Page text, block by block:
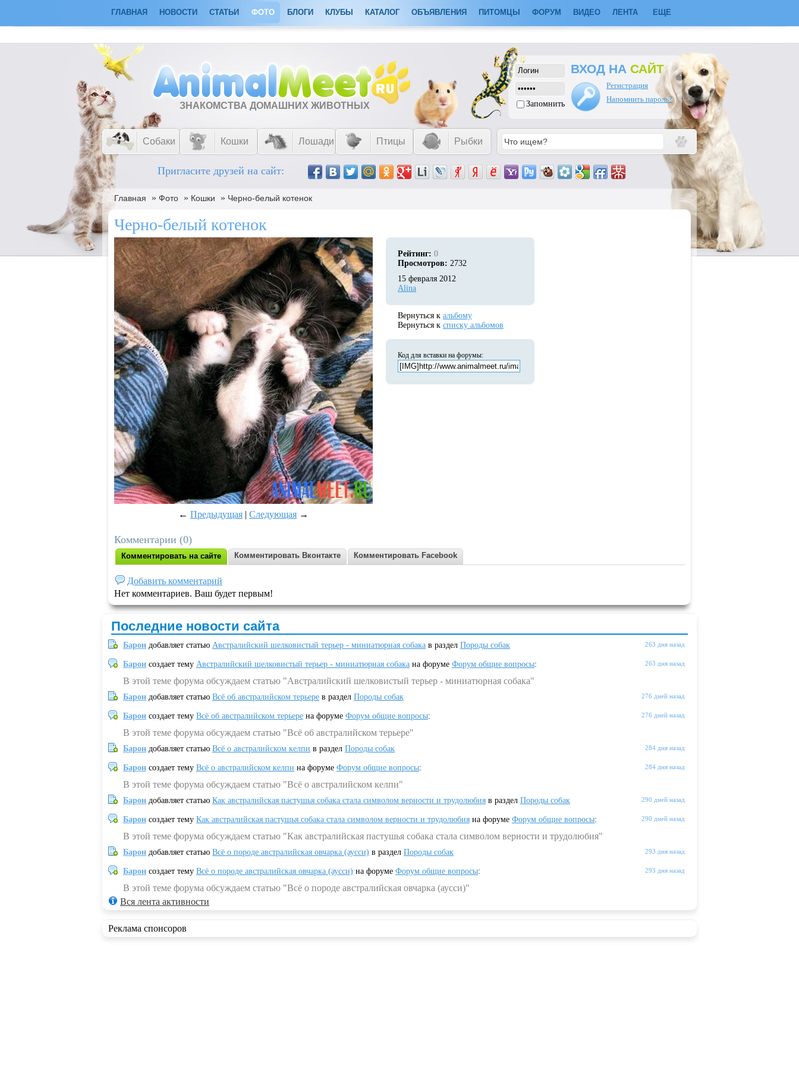
ГЛАВНАЯ НОВОСТИ СТАТЬИ ФОТО БЛОГИ КЛУБЫ КАТАЛОГ ОБЪЯВЛЕНИЯ ПИТОМЦЫ ФОРУМ ВИДЕО ЛЕНТА ЕЩЕ
ЗНАКОМСТВА ДОМАШНИХ ЖИВОТНЫХ Запомнить
ВХОД НА САЙТ
Регистрация
Напомнить пароль?
Собаки Кошки Лошади Птицы Рыбки
Пригласите друзей на сайт:
Главная » Фото » Кошки » Черно-белый котенок
Черно-белый котенок
← Предыдущая | Следующая →
Рейтинг: 0
Просмотров: 2732
15 февраля 2012
Alina
Вернуться к альбому
Вернуться к списку альбомов
Код для вставки на форумы:
Комментарии (0)
Комментировать на сайте Комментировать Вконтакте Комментировать Facebook
Добавить комментарий
Нет комментариев. Ваш будет первым!
Последние новости сайта
263 дня назад
Барон добавляет статью Австралийский шелковистый терьер - миниатюрная собака в раздел Породы собак
263 дня назад
Барон создает тему Австралийский шелковистый терьер - миниатюрная собака на форуме Форум общие вопросы:
В этой теме форума обсуждаем статью "Австралийский шелковистый терьер - миниатюрная собака"
276 дней назад
Барон добавляет статью Всё об австралийском терьере в раздел Породы собак
276 дней назад
Барон создает тему Всё об австралийском терьере на форуме Форум общие вопросы:
В этой теме форума обсуждаем статью "Всё об австралийском терьере"
284 дня назад
Барон добавляет статью Всё о австралийском келпи в раздел Породы собак
284 дня назад
Барон создает тему Всё о австралийском келпи на форуме Форум общие вопросы:
В этой теме форума обсуждаем статью "Всё о австралийском келпи"
290 дней назад
Барон добавляет статью Как австралийская пастушья собака стала символом верности и трудолюбия в раздел Породы собак
290 дней назад
Барон создает тему Как австралийская пастушья собака стала символом верности и трудолюбия на форуме Форум общие вопросы:
В этой теме форума обсуждаем статью "Как австралийская пастушья собака стала символом верности и трудолюбия"
293 дня назад
Барон добавляет статью Всё о породе австралийская овчарка (аусси) в раздел Породы собак
293 дня назад
Барон создает тему Всё о породе австралийская овчарка (аусси) на форуме Форум общие вопросы:
В этой теме форума обсуждаем статью "Всё о породе австралийская овчарка (аусси)"
Вся лента активности
Реклама спонсоров